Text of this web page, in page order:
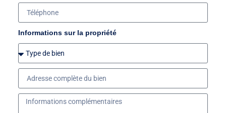
Informations sur la propriété